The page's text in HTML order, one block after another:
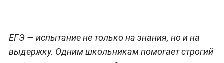
ЕГЭ — испытание не только на знания, но и на
выдержку. Одним школьникам помогает строгий